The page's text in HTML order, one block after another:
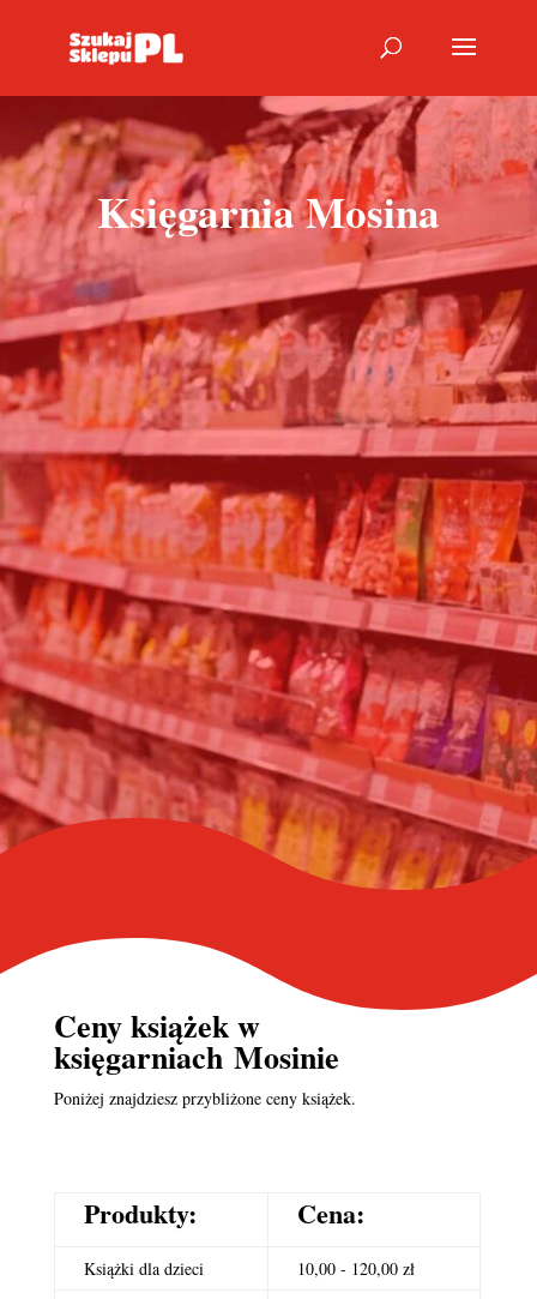
Księgarnia Mosina
Ceny książek w
księgarniach Mosinie
Poniżej znajdziesz przybliżone ceny książek.
Produkty: Cena:
Książki dla dzieci
10,00 - 120,00 zł